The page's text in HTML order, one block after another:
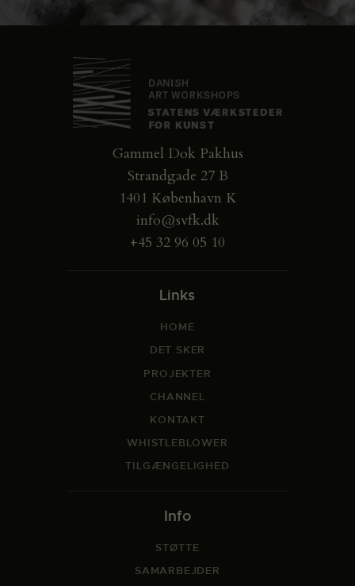
Gammel Dok Pakhus
Strandgade 27 B
1401 København K
info@svfk.dk
+45 32 96 05 10
Links
HOME
DET SKER
PROJEKTER
CHANNEL
KONTAKT
WHISTLEBLOWER
TILGÆNGELIGHED
Info
STØTTE
SAMARBEJDER